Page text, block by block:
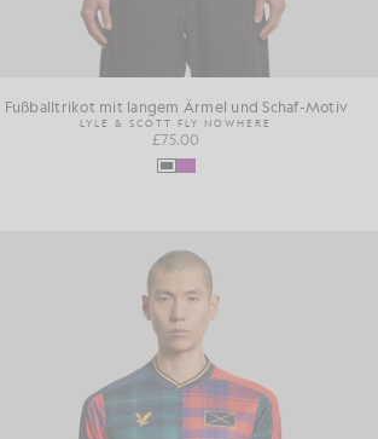
Fußballtrikot mit langem Ärmel und Schaf-Motiv
LYLE & SCOTT FLY NOWHERE
£75.00